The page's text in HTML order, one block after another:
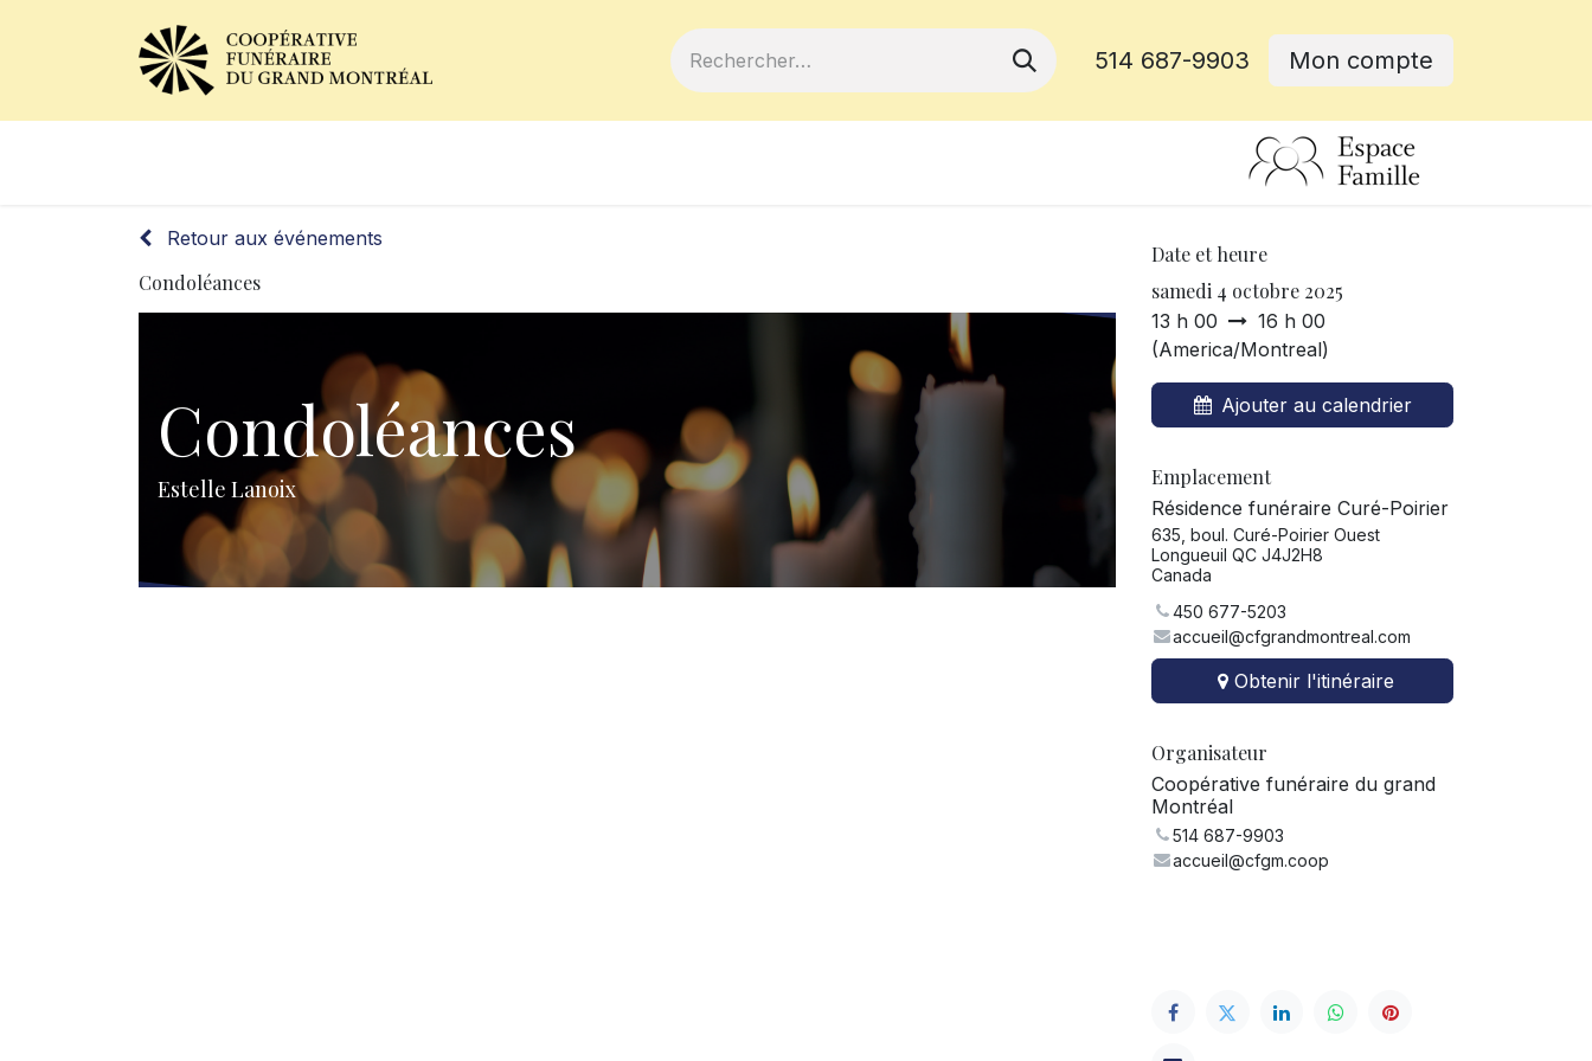
514 687-9903 Mon compte
Retour aux événements
Condoléances
Condoléances
Estelle Lanoix
Date et heure
samedi 4 octobre 2025
13 h 00
16 h 00
(America/Montreal)
Ajouter au calendrier
Emplacement
Résidence funéraire Curé-Poirier
635, boul. Curé-Poirier Ouest
Longueuil QC J4J2H8
Canada
450 677-5203
accueil@cfgrandmontreal.com
Obtenir l'itinéraire
Organisateur
Coopérative funéraire du grand
Montréal
514 687-9903
accueil@cfgm.coop